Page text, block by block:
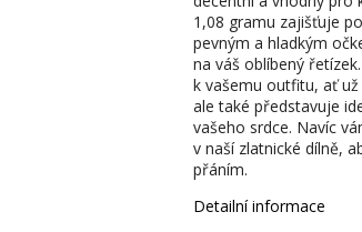
1,08 gramu zajišťuje
pevným a hladkým
na váš oblíbený
k vašemu outfitu, ať
ale také představuje
vašeho srdce. Navíc
v naší zlatnické dílně,
přáním.
Detailní informace